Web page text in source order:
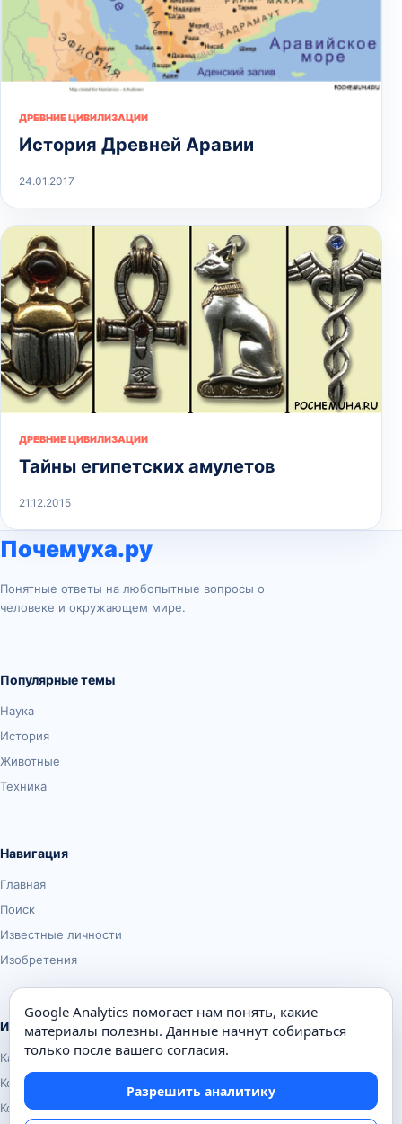
ДРЕВНИЕ ЦИВИЛИЗАЦИИ
История Древней Аравии
24.01.2017
ДРЕВНИЕ ЦИВИЛИЗАЦИИ
Тайны египетских амулетов
21.12.2015
Почемуха.ру
Понятные ответы на любопытные вопросы о
человеке и окружающем мире.
Популярные темы
Наука
История
Животные
Техника
Навигация
Главная
Поиск
Известные личности
Изобретения
Информация
Карта сайта
Контакты
Конфиденциальность
Google Analytics помогает нам понять, какие
материалы полезны. Данные начнут собираться
только после вашего согласия.
Разрешить аналитику